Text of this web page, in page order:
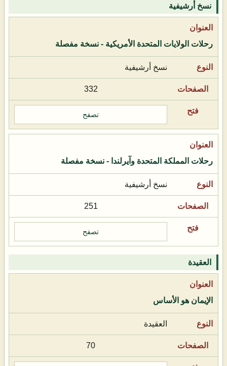
نسخ أرشيفية
رحلات الولايات المتحدة الأمريكية - نسخة مفصلة
نسخ أرشيفية
332
تصفح
رحلات المملكة المتحدة وآيرلندا - نسخة مفصلة
نسخ أرشيفية
251
تصفح
العقيدة
الإيمان هو الأساس
العقيدة
70